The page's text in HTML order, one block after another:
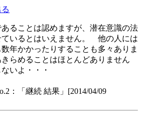
ることは認めますが、潜在意識の法
ているとはいえません。 他の人には
年かかったりすることも多々ありま
らめることはほとんどありません
いよ・・・
：「継続 結果」[2014/04/09